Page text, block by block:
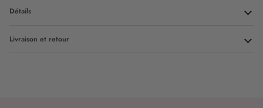
Détails
Livraison et retour